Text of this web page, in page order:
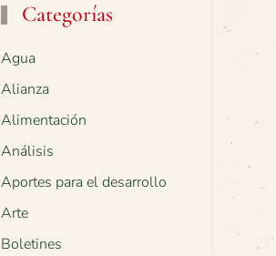
Categorías
Agua
Alianza
Alimentación
Análisis
Aportes para el desarrollo
Arte
Boletines